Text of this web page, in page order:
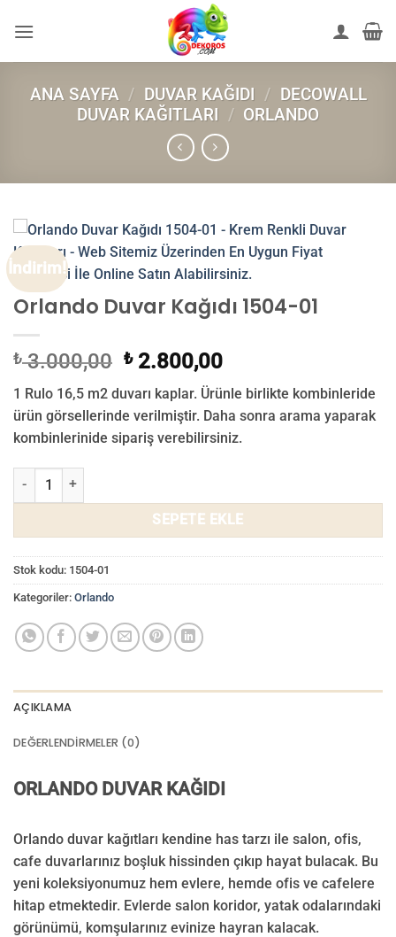
atla
ANA SAYFA / DUVAR KAĞIDI / DECOWALL
DUVAR KAĞITLARI / ORLANDO
İndirim!
Orlando Duvar Kağıdı 1504-01
₺3.000,00 Orijinal
fiyat:
₺ 3.000,00.
₺2.800,00Şu
andaki
fiyat:
₺ 2.800,00.
1 Rulo 16,5 m2 duvarı kaplar. Ürünle birlikte kombinleride
ürün görsellerinde verilmiştir. Daha sonra arama yaparak
kombinlerinide sipariş verebilirsiniz.
Orlando Duvar Kağıdı 1504-01 adet
SEPETE EKLE
Stok kodu: 1504-01
Kategoriler: Orlando
AÇIKLAMA
DEĞERLENDIRMELER (0)
ORLANDO DUVAR KAĞIDI
Orlando duvar kağıtları kendine has tarzı ile salon, ofis,
cafe duvarlarınız boşluk hissinden çıkıp hayat bulacak. Bu
yeni koleksiyonumuz hem evlere, hemde ofis ve cafelere
hitap etmektedir. Evlerde salon koridor, yatak odalarındaki
görünümü, komşularınız evinize hayran kalacak.